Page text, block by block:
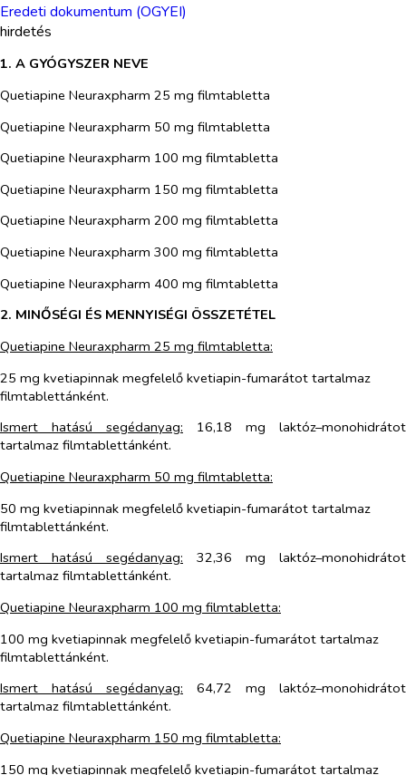
Eredeti dokumentum (OGYEI)
hirdetés
1. A GYÓGYSZER NEVE
Quetiapine Neuraxpharm 25 mg filmtabletta
Quetiapine Neuraxpharm 50 mg filmtabletta
Quetiapine Neuraxpharm 100 mg filmtabletta
Quetiapine Neuraxpharm 150 mg filmtabletta
Quetiapine Neuraxpharm 200 mg filmtabletta
Quetiapine Neuraxpharm 300 mg filmtabletta
Quetiapine Neuraxpharm 400 mg filmtabletta
2. MINŐSÉGI ÉS MENNYISÉGI ÖSSZETÉTEL
Quetiapine Neuraxpharm 25 mg filmtabletta:
25 mg kvetiapinnak megfelelő kvetiapin-fumarátot tartalmaz
filmtablettánként.
Ismert hatású segédanyag: 16,18 mg laktóz–monohidrátot
tartalmaz filmtablettánként.
Quetiapine Neuraxpharm 50 mg filmtabletta:
50 mg kvetiapinnak megfelelő kvetiapin-fumarátot tartalmaz
filmtablettánként.
Ismert hatású segédanyag: 32,36 mg laktóz–monohidrátot
tartalmaz filmtablettánként.
Quetiapine Neuraxpharm 100 mg filmtabletta:
100 mg kvetiapinnak megfelelő kvetiapin-fumarátot tartalmaz
filmtablettánként.
Ismert hatású segédanyag: 64,72 mg laktóz–monohidrátot
tartalmaz filmtablettánként.
Quetiapine Neuraxpharm 150 mg filmtabletta:
150 mg kvetiapinnak megfelelő kvetiapin-fumarátot tartalmaz